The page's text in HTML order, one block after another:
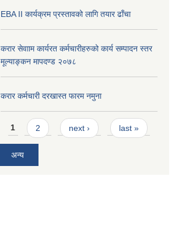
EBA II कार्यक्रम प्रस्तावको लागि तयार ढाँचा
करार सेवााम कार्यरत कर्मचारीहरुको कार्य सम्पादन स्तर
मूल्याङ्कन मापदण्ड २०७८
करार कर्मचारी दरखास्त फारम नमुना
Pages
1 2 next › last »
अन्य